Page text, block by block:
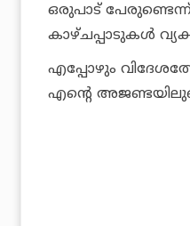
ഒരുപാട്
കാഴ്ചപ്പാടുകള്‍
എപ്പോഴും
എന്റെ